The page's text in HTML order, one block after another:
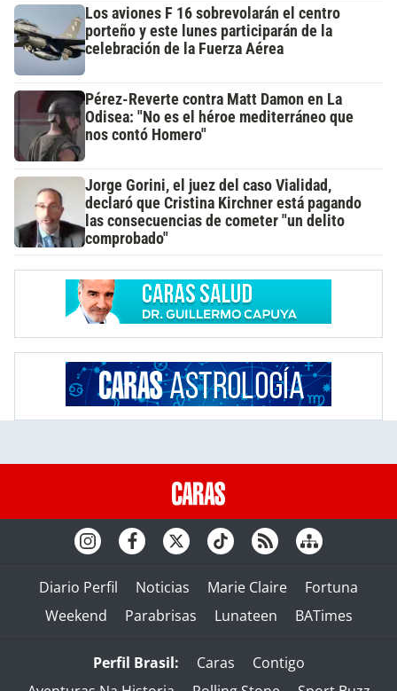
Los aviones F 16 sobrevolarán el centro
porteño y este lunes participarán de la
celebración de la Fuerza Aérea
Pérez-Reverte contra Matt Damon en La
Odisea: "No es el héroe mediterráneo que
nos contó Homero"
Jorge Gorini, el juez del caso Vialidad,
declaró que Cristina Kirchner está pagando
las consecuencias de cometer "un delito
comprobado"
Diario Perfil Noticias Marie Claire
Fortuna
Weekend
Parabrisas Lunateen BATimes
Perfil Brasil: Caras
Contigo